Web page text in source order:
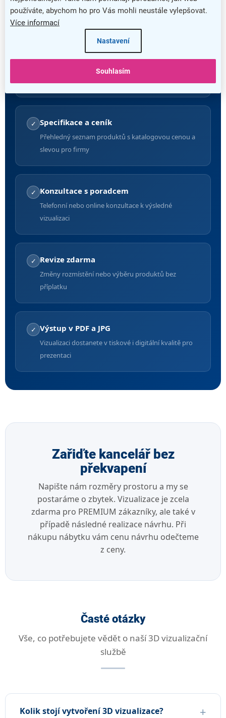
používáte, abychom ho pro Vás mohli neustále vylepšovat.
Více informací
Nastavení
Souhlasím
produktů
3D render kanceláře
Realistický perspektivní pohled v několika úhlech
✓ Specifikace a ceník
Přehledný seznam produktů s katalogovou cenou a
slevou pro firmy
✓ Konzultace s poradcem
Telefonní nebo online konzultace k výsledné
vizualizaci
✓ Revize zdarma
Změny rozmístění nebo výběru produktů bez
příplatku
✓ Výstup v PDF a JPG
Vizualizaci dostanete v tiskové i digitální kvalitě pro
prezentaci
Zařiďte kancelář bez
překvapení
Napište nám rozměry prostoru a my se
postaráme o zbytek. Vizualizace je zcela
zdarma pro PREMIUM zákazníky, ale také v
případě následné realizace návrhu. Při
nákupu nábytku vám cenu návrhu odečteme
z ceny.
Časté otázky
Vše, co potřebujete vědět o naší 3D vizualizační
službě
Kolik stojí vytvoření 3D vizualizace?